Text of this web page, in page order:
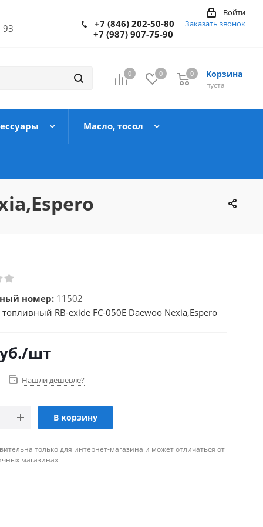
93
Войти
+7 (846) 202-50-80
+7 (987) 907-75-90
Заказать звонок
0 0 Корзина
пуста
0
Масло, тосол
номер: 11502
RB-exide FC-050E Daewoo Nexia,Espero
/шт
Нашли дешевле?
В корзину
только для интернет-магазина и может отличаться от
магазинах